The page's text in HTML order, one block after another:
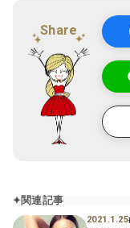
Share
関連記事
2021.1.25